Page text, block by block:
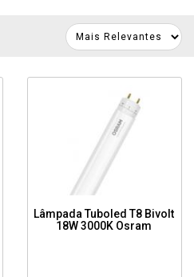
Lâmpada Tuboled T8 Bivolt
18W 3000K Osram